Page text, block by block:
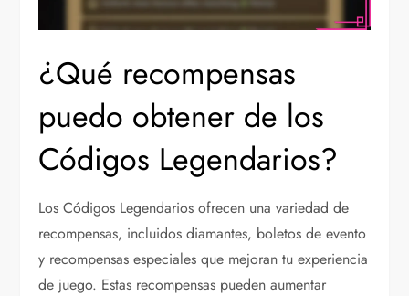
¿Qué recompensas
puedo obtener de los
Códigos Legendarios?
Los Códigos Legendarios ofrecen una variedad de
recompensas, incluidos diamantes, boletos de evento
y recompensas especiales que mejoran tu experiencia
de juego. Estas recompensas pueden aumentar